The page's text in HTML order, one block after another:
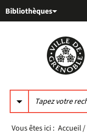
au
auBibliothèques
Vous êtes ici : Accueil/